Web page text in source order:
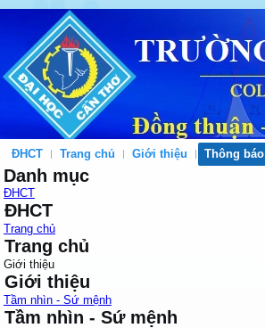
ĐHCT Trang chủ Giới thiệu Thông báo
Danh mục
ĐHCT
ĐHCT
Trang chủ
Trang chủ
Giới thiệu
Giới thiệu
Tầm nhìn - Sứ mệnh
Tầm nhìn - Sứ mệnh